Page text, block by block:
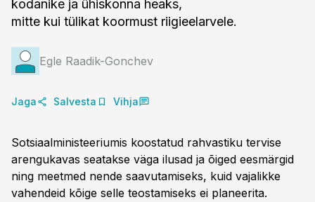
kodanike ja ühiskonna heaks,
mitte kui tülikat koormust riigieelarvele.
Egle Raadik-Gonchev
Jaga Salvesta Vihja
Sotsiaalministeeriumis koostatud rahvastiku tervise
arengukavas seatakse väga ilusad ja õiged eesmärgid
ning meetmed nende saavutamiseks, kuid vajalikke
vahendeid kõige selle teostamiseks ei planeerita.